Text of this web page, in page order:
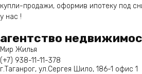
купли-продажи, оформив ипотеку под
у нас !
агентство
Мир Жилья
(+7) 938-11-11-378
г.Таганрог, ул.Сергея Шило, 186-1 офис 1